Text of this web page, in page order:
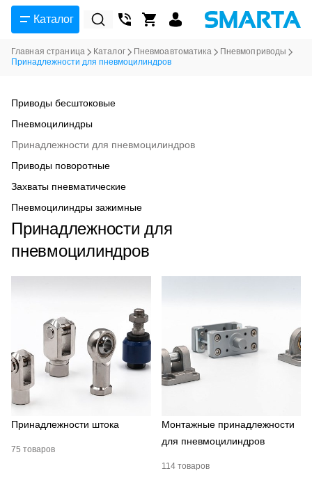
Каталог
Главная страница Каталог Пневмоавтоматика
Пневмоприводы
Принадлежности для пневмоцилиндров
Приводы бесштоковые
Пневмоцилиндры
Принадлежности для пневмоцилиндров
Приводы поворотные
Захваты пневматические
Пневмоцилиндры зажимные
Принадлежности для
пневмоцилиндров
Принадлежности штока
75 товаров
Монтажные принадлежности
для пневмоцилиндров
114 товаров